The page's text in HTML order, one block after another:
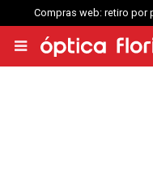
Compras web: retiro por
